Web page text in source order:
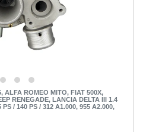
ALFA ROMEO MITO, FIAT 500X,
RENEGADE, LANCIA DELTA III 1.4
/ 140 PS / 312 A1.000, 955 A2.000,